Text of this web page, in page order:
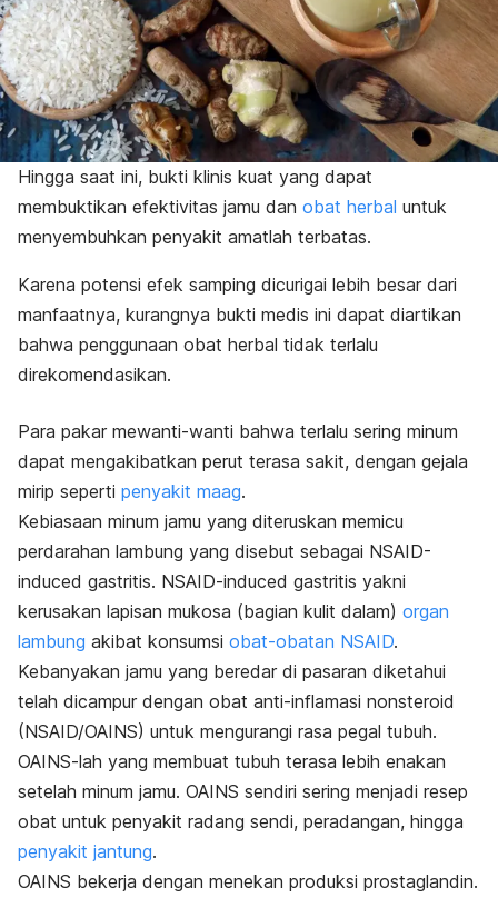
Hingga saat ini, bukti klinis kuat yang dapat
membuktikan efektivitas jamu dan obat herbal untuk
menyembuhkan penyakit amatlah terbatas.
Karena potensi efek samping dicurigai lebih besar dari
manfaatnya, kurangnya bukti medis ini dapat diartikan
bahwa penggunaan obat herbal tidak terlalu
direkomendasikan.
Para pakar mewanti-wanti bahwa terlalu sering minum
dapat mengakibatkan perut terasa sakit, dengan gejala
mirip seperti penyakit maag.
Kebiasaan minum jamu yang diteruskan memicu
perdarahan lambung yang disebut sebagai NSAID-
induced gastritis. NSAID-induced gastritis yakni
kerusakan lapisan mukosa (bagian kulit dalam) organ
lambung akibat konsumsi obat-obatan NSAID.
Kebanyakan jamu yang beredar di pasaran diketahui
telah dicampur dengan obat anti-inflamasi nonsteroid
(NSAID/OAINS) untuk mengurangi rasa pegal tubuh.
OAINS-lah yang membuat tubuh terasa lebih enakan
setelah minum jamu. OAINS sendiri sering menjadi resep
obat untuk penyakit radang sendi, peradangan, hingga
penyakit jantung.
OAINS bekerja dengan menekan produksi prostaglandin.